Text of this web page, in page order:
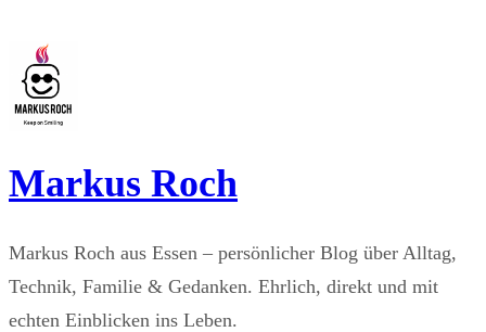
Inhalt
springen
Markus Roch
Markus Roch aus Essen – persönlicher Blog über Alltag,
Technik, Familie & Gedanken. Ehrlich, direkt und mit
echten Einblicken ins Leben.